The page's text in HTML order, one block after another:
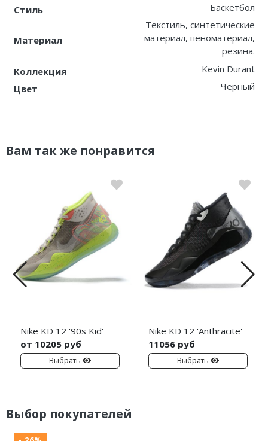
Стиль
Баскетбол
Материал
Текстиль, синтетические
материал, пеноматериал,
резина.
Коллекция
Kevin Durant
Цвет
Чёрный
Вам так же понравится
Nike KD 12 '90s Kid'
от 10205 руб
Выбрать
Nike KD 12 'Anthracite'
11056 руб
Выбрать
Выбор покупателей